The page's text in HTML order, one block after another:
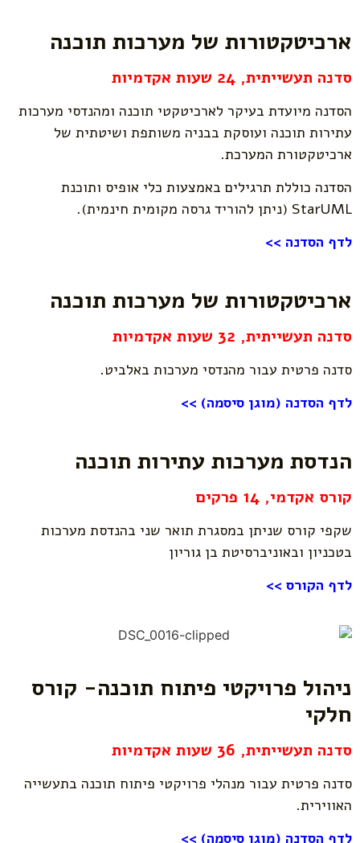
ארכיטקטורות של מערכות תוכנה
סדנה תעשייתית, 24 שעות אקדמיות
הסדנה מיועדת בעיקר לארכיטקטי תוכנה ומהנדסי מערכות
עתירות תוכנה ועוסקת בבניה משותפת ושיטתית של
ארכיטקטורת המערכת.
הסדנה כוללת תרגילים באמצעות כלי אופיס ותוכנת
StarUML (ניתן להוריד גרסה מקומית חינמית).
לדף הסדנה >>
ארכיטקטורות של מערכות תוכנה
סדנה תעשייתית, 32 שעות אקדמיות
סדנה פרטית עבור מהנדסי מערכות באלביט.
לדף הסדנה (מוגן סיסמה) >>
הנדסת מערכות עתירות תוכנה
קורס אקדמי, 14 פרקים
שקפי קורס שניתן במסגרת תואר שני בהנדסת מערכות
בטכניון ובאוניברסיטת בן גוריון
לדף הקורס >>
ניהול פרויקטי פיתוח תוכנה- קורס
חלקי
סדנה תעשייתית, 36 שעות אקדמיות
סדנה פרטית עבור מנהלי פרויקטי פיתוח תוכנה בתעשייה
האווירית.
לדף הסדנה (מוגן סיסמה) >>